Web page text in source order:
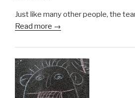
Just like many other people, the
Read more →